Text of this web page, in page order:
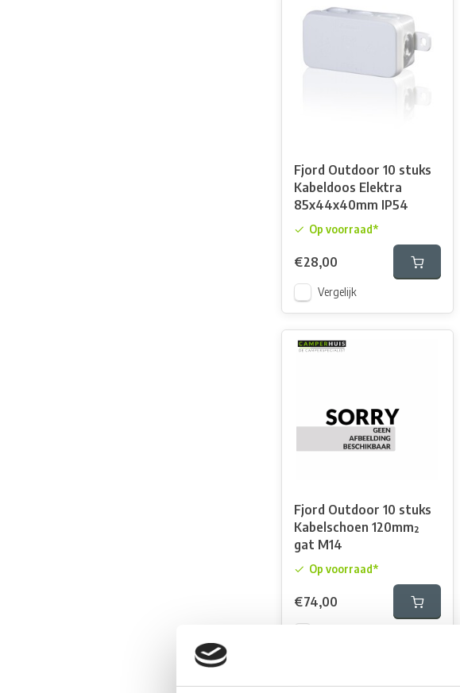
Fjord Outdoor 10 stuks
Kabeldoos Elektra
85x44x40mm IP54
Op voorraad*
€28,00
Vergelijk
Fjord Outdoor 10 stuks
Kabelschoen 120mm²
gat M14
Op voorraad*
€74,00